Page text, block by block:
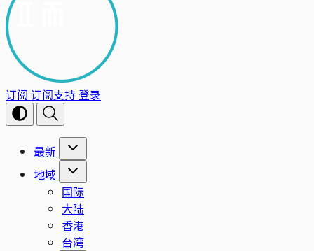
订阅 订阅支持登录
最新
地域
国际
大陆
香港
台湾